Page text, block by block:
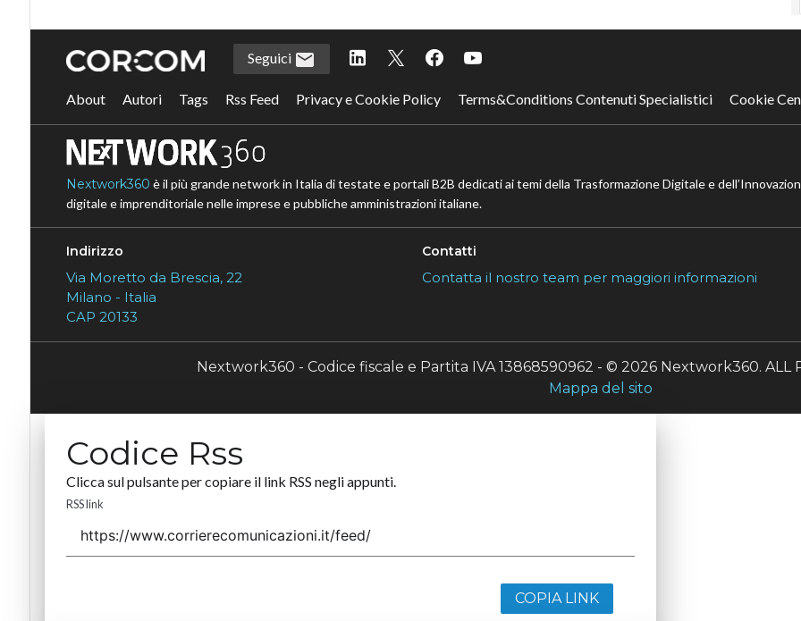
Seguici
About Autori Tags Rss Feed Privacy e Cookie Policy Terms&Conditions Contenuti Specialistici Cookie
Nextwork360 è il più grande network in Italia di testate e portali B2B dedicati ai temi della Trasformazione Digitale e
digitale e imprenditoriale nelle imprese e pubbliche amministrazioni italiane.
Indirizzo
Via Moretto da Brescia, 22
Milano - Italia
CAP 20133
Contatti
Contatta il nostro team per maggiori informazioni
Nextwork360 - Codice fiscale e Partita IVA 13868590962 - © 2026 Nextwork360. ALL
Mappa del sito
Codice Rss
Clicca sul pulsante per copiare il link RSS negli appunti.
RSS link
COPIA LINK